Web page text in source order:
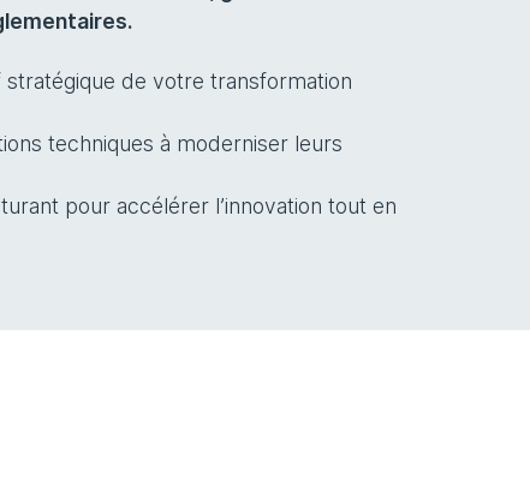
de votre transformation
techniques à moderniser leurs
pour accélérer l’innovation tout en